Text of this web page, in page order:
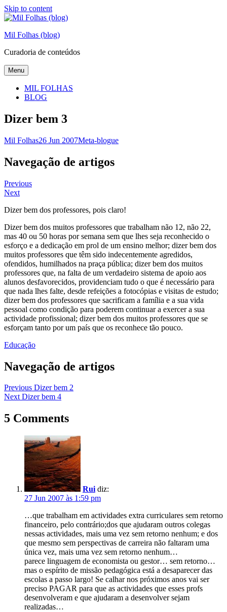
Skip to content
Mil Folhas (blog)
Curadoria de conteúdos
Menu
MIL FOLHAS
BLOG
Dizer bem 3
Mil Folhas26 Jun 2007Meta-blogue
Navegação de artigos
Previous
Next
Dizer bem dos professores, pois claro!
Dizer bem dos muitos professores que trabalham não 12, não 22,
mas 40 ou 50 horas por semana sem que lhes seja reconhecido o
esforço e a dedicação em prol de um ensino melhor; dizer bem dos
muitos professores que têm sido indecentemente agredidos,
ofendidos, humilhados na praça pública; dizer bem dos muitos
professores que, na falta de um verdadeiro sistema de apoio aos
alunos desfavorecidos, providenciam tudo o que é necessário para
que nada lhes falte, desde refeições a fotocópias e visitas de estudo;
dizer bem dos professores que sacrificam a família e a sua vida
pessoal como condição para poderem continuar a exercer a sua
actividade profissional; dizer bem dos muitos professores que se
esforçam tanto por um país que os reconhece tão pouco.
Educação
Navegação de artigos
Previous Dizer bem 2
Next Dizer bem 4
5 Comments
Rui diz:
27 Jun 2007 às 1:59 pm
…que trabalham em actividades extra curriculares sem retorno
financeiro, pelo contrário;dos que ajudaram outros colegas
nessas actividades, mais uma vez sem retorno nenhum; e dos
que mesmo sem perspectivas de carreira não faltaram uma
única vez, mais uma vez sem retorno nenhum…
parece linguagem de economista ou gestor… sem retorno…
mas o espírito de missão pedagógica está a desaparecer das
escolas a passo largo! Se calhar nos próximos anos vai ser
preciso PAGAR para que as actividades que esses profs
desenvolveram e que ajudaram a desenvolver sejam
realizadas…